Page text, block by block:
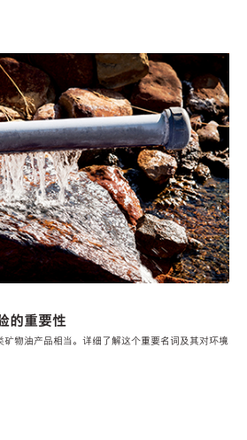
的重要性
物油产品相当。详细了解这个重要名词及其对环境